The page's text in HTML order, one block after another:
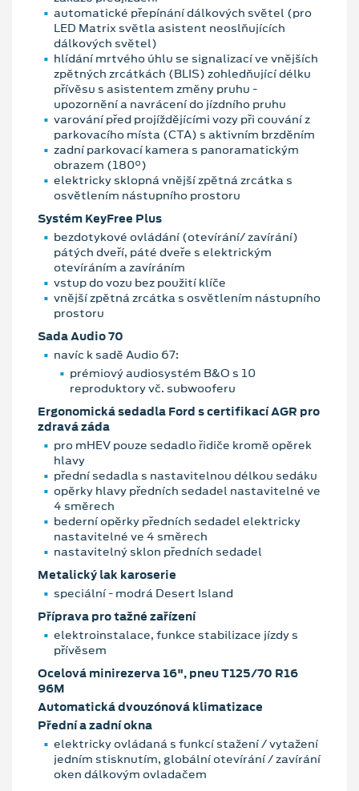
automatické přepínání dálkových světel (pro
LED Matrix světla asistent neoslňujících
dálkových světel)
hlídání mrtvého úhlu se signalizací ve vnějších
zpětných zrcátkách (BLIS) zohledňující délku
přívěsu s asistentem změny pruhu -
upozornění a navrácení do jízdního pruhu
varování před projíždějícími vozy při couvání z
parkovacího místa (CTA) s aktivním brzděním
zadní parkovací kamera s panoramatickým
obrazem (180°)
elektricky sklopná vnější zpětná zrcátka s
osvětlením nástupního prostoru
Systém KeyFree Plus
bezdotykové ovládání (otevírání/ zavírání)
pátých dveří, páté dveře s elektrickým
otevíráním a zavíráním
vstup do vozu bez použití klíče
vnější zpětná zrcátka s osvětlením nástupního
prostoru
Sada Audio 70
navíc k sadě Audio 67:
prémiový audiosystém B&O s 10
reproduktory vč. subwooferu
Ergonomická sedadla Ford s certifikací AGR pro
zdravá záda
pro mHEV pouze sedadlo řidiče kromě opěrek
hlavy
přední sedadla s nastavitelnou délkou sedáku
opěrky hlavy předních sedadel nastavitelné ve
4 směrech
bederní opěrky předních sedadel elektricky
nastavitelné ve 4 směrech
nastavitelný sklon předních sedadel
Metalický lak karoserie
speciální - modrá Desert Island
Příprava pro tažné zařízení
elektroinstalace, funkce stabilizace jízdy s
přívěsem
Ocelová minirezerva 16", pneu T125/70 R16
96M
Automatická dvouzónová klimatizace
Přední a zadní okna
elektricky ovládaná s funkcí stažení / vytažení
jedním stisknutím, globální otevírání / zavírání
oken dálkovým ovladačem